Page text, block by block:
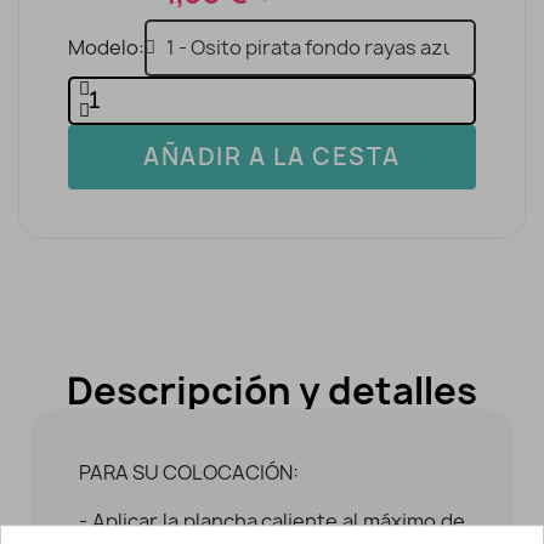
Modelo
AÑADIR A LA CESTA
Descripción y detalles
PARA SU COLOCACIÓN:
- Aplicar la plancha caliente al máximo de